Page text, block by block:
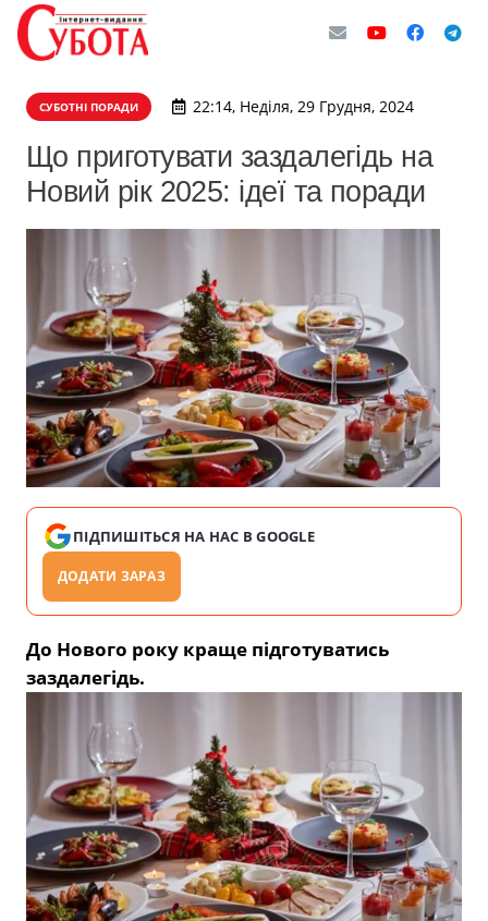
СУБОТНІ ПОРАДИ 22:14, Неділя, 29 Грудня, 2024
Що приготувати заздалегідь на
Новий рік 2025: ідеї та поради
ПІДПИШІТЬСЯ НА НАС В GOOGLE
ДОДАТИ ЗАРАЗ
До Нового року краще підготуватись
заздалегідь.